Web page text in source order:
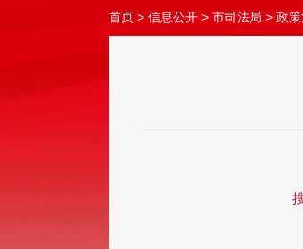
首页 > 信息公开 > 市司法局 > 政